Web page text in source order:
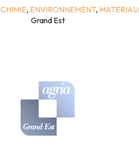
CHIMIE, ENVIRONNEMENT,
Grand Est